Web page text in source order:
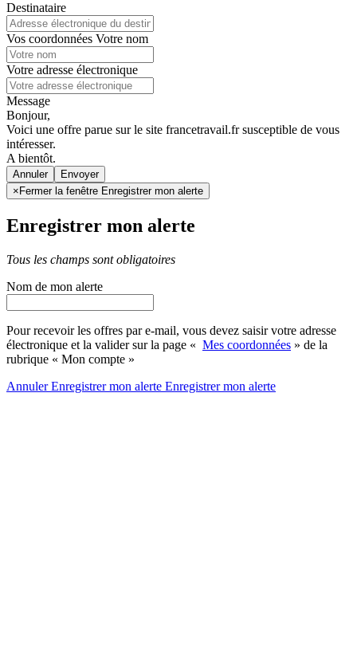
Destinataire
Vos coordonnées Votre nom
Votre adresse électronique
Message
Bonjour,
Voici une offre parue sur le site francetravail.fr susceptible de vous
intéresser.
A bientôt.
Annuler
× Fermer la fenêtre Enregistrer mon alerte
Enregistrer mon alerte
Tous les champs sont obligatoires
Nom de mon alerte
Pour recevoir les offres par e-mail, vous devez saisir votre adresse
électronique et la valider sur la page « Mes coordonnées » de la
rubrique « Mon compte »
AnnulerEnregistrer mon alerte Enregistrermon alerte